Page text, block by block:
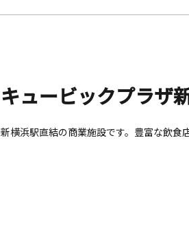
キュービックプラザ
新横浜駅直結の商業施設です。豊富な飲食